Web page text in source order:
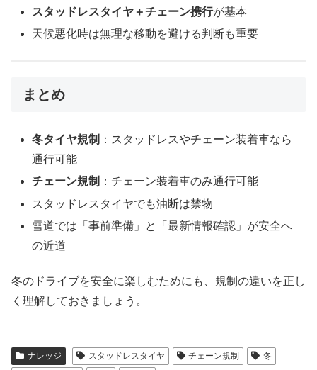
スタッドレスタイヤ＋チェーン携行が基本
天候悪化時は無理な移動を避ける判断も重要
まとめ
冬タイヤ規制 ：スタッドレスやチェーン装着車なら
通行可能
チェーン規制 ：チェーン装着車のみ通行可能
スタッドレスタイヤでも油断は禁物
雪道では「事前準備」と「最新情報確認」が安全へ
の近道
冬のドライブを安全に楽しむためにも、規制の違いを正し
く理解しておきましょう。
ナレッジ スタッドレスタイヤ チェーン規制
冬